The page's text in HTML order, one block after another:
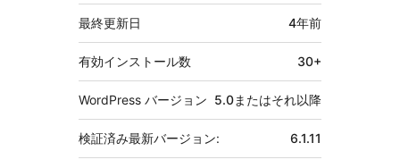
最終更新日 4年前
有効インストール数 30+
WordPress バージョン 5.0またはそれ以降
検証済み最新バージョン: 6.1.11